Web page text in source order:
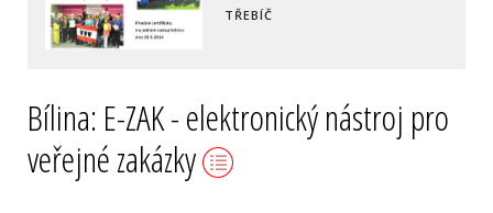
TŘEBÍČ
Bílina: E-ZAK - elektronický nástroj pro
veřejné zakázky